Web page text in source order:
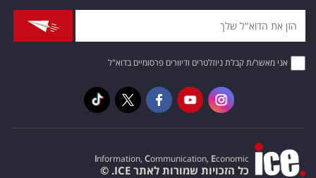
אני מאשר/ת קבלת ניוזלטרים ודיוורים פרסומיים בדוא"ל
Information, Communication, Economic
כל הזכויות שמורות לאתר ICE. ©